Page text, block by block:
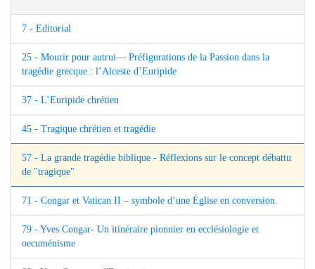
7 - Editorial
25 - Mourir pour autrui— Préfigurations de la Passion dans la
tragédie grecque : l’Alceste d’Euripide
37 - L’Euripide chrétien
45 - Tragique chrétien et tragédie
57 - La grande tragédie biblique - Réflexions sur le concept débattu
de "tragique"
71 - Congar et Vatican II – symbole d’une Église en conversion.
79 - Yves Congar- Un itinéraire pionnier en ecclésiologie et
oecuménisme